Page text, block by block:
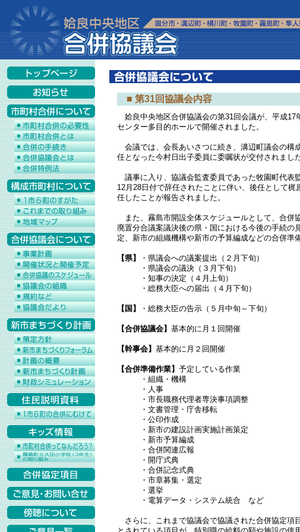
■ 第31回協議会内容
姶良中央地区合併協議会の第31回会議が、平成17
センター多目的ホールで開催されました。
会議では、会長あいさつに続き、溝辺町議会の構
任となった今村日出子委員に委嘱状が交付されました
議事に入り、協議会監査委員であった牧園町代表
12月28日付で辞任されたことに伴い、後任として梶
任したことが報告されました。
また、霧島市開設全体スケジュールとして、合併
廃置分合議案議決後の県・国における今後の手続の
定、新市の組織機構や新市の予算編成などの合併準
【県】
・県議会への議案提出（２月下旬）
・県議会の議決（３月下旬）
・知事の決定（４月上旬）
・総務大臣への届出（４月下旬）
【国】 ・総務大臣の告示（５月中旬～下旬）
【合併協議会】 基本的に月１回開催
【幹事会】 基本的に月２回開催
【合併準備作業】 予定している作業
・組織・機構
・人事
・市長職務代理者専決事項調整
・文書管理・庁舎移転
・公印作成
・新市の建設計画実施計画策定
・新市予算編成
・合併関連広報
・開庁式典
・合併記念式典
・市章募集・選定
・選挙
・電算データ・システム統合 など
さらに、これまで協議会で協議された合併協定項